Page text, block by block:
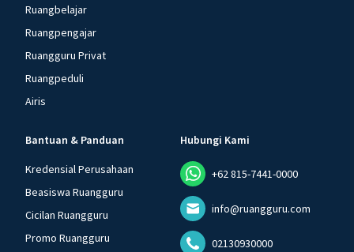
Ruangbelajar
Ruangpengajar
Ruangguru Privat
Ruangpeduli
Airis
Bantuan & Panduan
Kredensial Perusahaan
Beasiswa Ruangguru
Cicilan Ruangguru
Promo Ruangguru
Hubungi Kami
+62 815-7441-0000
info@ruangguru.com
02130930000